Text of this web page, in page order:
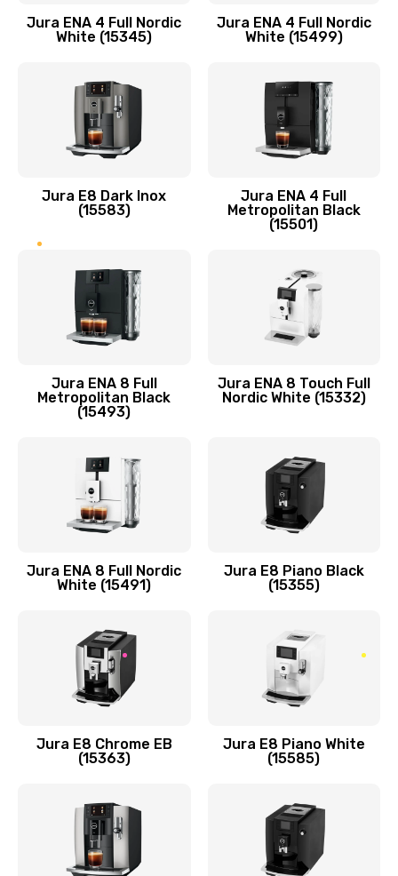
Jura ENA 4 Full Nordic
White (15345)
Jura ENA 4 Full Nordic
White (15499)
Jura E8 Dark Inox
(15583)
Jura ENA 4 Full
Metropolitan Black
(15501)
Jura ENA 8 Full
Metropolitan Black
(15493)
Jura ENA 8 Touch Full
Nordic White (15332)
Jura ENA 8 Full Nordic
White (15491)
Jura E8 Piano Black
(15355)
Jura E8 Chrome EB
(15363)
Jura E8 Piano White
(15585)